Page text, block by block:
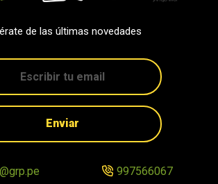
de las últimas novedades
Enviar
997566067